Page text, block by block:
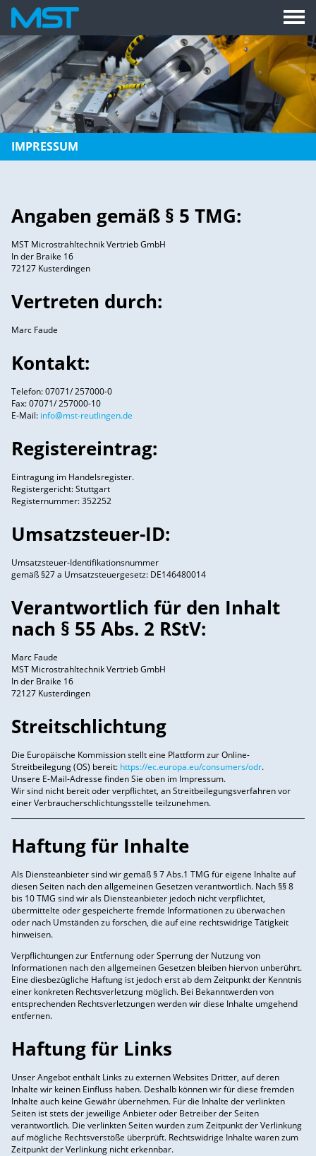
IMPRESSUM
Angaben gemäß § 5 TMG:
MST Microstrahltechnik Vertrieb GmbH
In der Braike 16
72127 Kusterdingen
Vertreten durch:
Marc Faude
Kontakt:
Telefon: 07071/ 257000-0
Fax: 07071/ 257000-10
E-Mail: info@mst-reutlingen.de
Registereintrag:
Eintragung im Handelsregister.
Registergericht: Stuttgart
Registernummer: 352252
Umsatzsteuer-ID:
Umsatzsteuer-Identifikationsnummer
gemäß §27 a Umsatzsteuergesetz: DE146480014
Verantwortlich für den Inhalt
nach § 55 Abs. 2 RStV:
Marc Faude
MST Microstrahltechnik Vertrieb GmbH
In der Braike 16
72127 Kusterdingen
Streitschlichtung
Die Europäische Kommission stellt eine Plattform zur Online-
Streitbeilegung (OS) bereit: https://ec.europa.eu/consumers/odr.
Unsere E-Mail-Adresse finden Sie oben im Impressum.
Wir sind nicht bereit oder verpflichtet, an Streitbeilegungsverfahren vor
einer Verbraucherschlichtungsstelle teilzunehmen.
Haftung für Inhalte
Als Diensteanbieter sind wir gemäß § 7 Abs.1 TMG für eigene Inhalte auf
diesen Seiten nach den allgemeinen Gesetzen verantwortlich. Nach §§ 8
bis 10 TMG sind wir als Diensteanbieter jedoch nicht verpflichtet,
übermittelte oder gespeicherte fremde Informationen zu überwachen
oder nach Umständen zu forschen, die auf eine rechtswidrige Tätigkeit
hinweisen.
Verpflichtungen zur Entfernung oder Sperrung der Nutzung von
Informationen nach den allgemeinen Gesetzen bleiben hiervon unberührt.
Eine diesbezügliche Haftung ist jedoch erst ab dem Zeitpunkt der Kenntnis
einer konkreten Rechtsverletzung möglich. Bei Bekanntwerden von
entsprechenden Rechtsverletzungen werden wir diese Inhalte umgehend
entfernen.
Haftung für Links
Unser Angebot enthält Links zu externen Websites Dritter, auf deren
Inhalte wir keinen Einfluss haben. Deshalb können wir für diese fremden
Inhalte auch keine Gewähr übernehmen. Für die Inhalte der verlinkten
Seiten ist stets der jeweilige Anbieter oder Betreiber der Seiten
verantwortlich. Die verlinkten Seiten wurden zum Zeitpunkt der Verlinkung
auf mögliche Rechtsverstöße überprüft. Rechtswidrige Inhalte waren zum
Zeitpunkt der Verlinkung nicht erkennbar.